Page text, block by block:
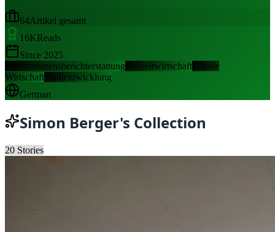
64Artikel gesamt
16KReads
Since 2025
Unternehmensberichterstattung Freizeitwirtschaft Lokale
Wirtschaft Stadtentwicklung
German
Simon Berger's Collection
20 Stories